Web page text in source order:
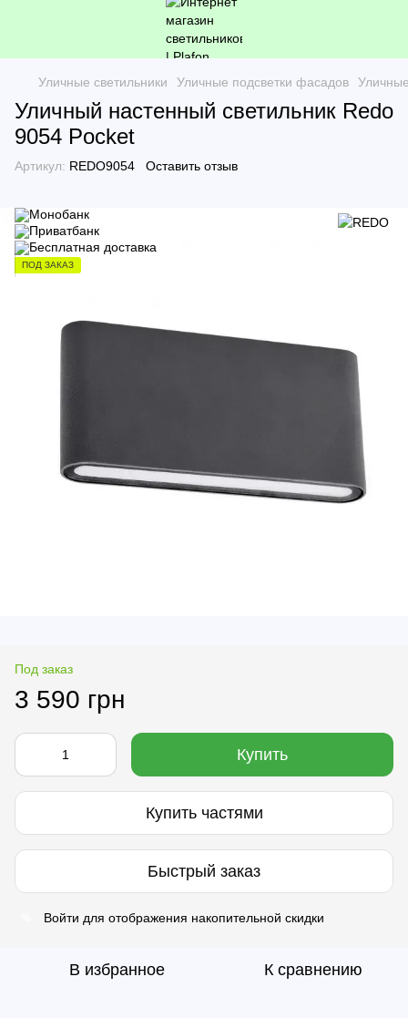
Уличные светильники Уличные подсветки фасадов
Уличный настенный светильник Redo
9054 Pocket
Артикул: REDO9054 Оставить отзыв
ПОД ЗАКАЗ
Под заказ
3 590 грн
Купить
Купить частями
Быстрый заказ
Войти для отображения накопительной скидки
В избранное К сравнению